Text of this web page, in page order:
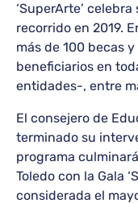
‘SuperArte’
recorrido en 2019.
más de 100 becas
beneficiarios en
entidades-, entre
El consejero de
terminado su
programa
Toledo con la Gala
considerada el